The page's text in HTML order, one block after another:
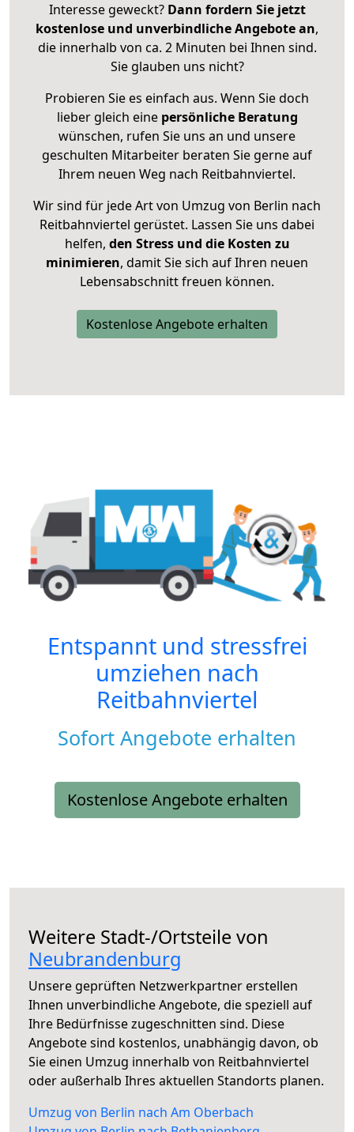
Interesse geweckt? Dann fordern Sie jetzt
kostenlose und unverbindliche Angebote an,
die innerhalb von ca. 2 Minuten bei Ihnen sind.
Sie glauben uns nicht?
Probieren Sie es einfach aus. Wenn Sie doch
lieber gleich eine persönliche Beratung
wünschen, rufen Sie uns an und unsere
geschulten Mitarbeiter beraten Sie gerne auf
Ihrem neuen Weg nach Reitbahnviertel.
Wir sind für jede Art von Umzug von Berlin nach
Reitbahnviertel gerüstet. Lassen Sie uns dabei
helfen, den Stress und die Kosten zu
minimieren, damit Sie sich auf Ihren neuen
Lebensabschnitt freuen können.
Kostenlose Angebote erhalten
Entspannt und stressfrei
umziehen nach
Reitbahnviertel
Sofort Angebote erhalten
Kostenlose Angebote erhalten
Weitere Stadt-/Ortsteile von
Neubrandenburg
Unsere geprüften Netzwerkpartner erstellen
Ihnen unverbindliche Angebote, die speziell auf
Ihre Bedürfnisse zugeschnitten sind. Diese
Angebote sind kostenlos, unabhängig davon, ob
Sie einen Umzug innerhalb von Reitbahnviertel
oder außerhalb Ihres aktuellen Standorts planen.
Umzug von Berlin nach Am Oberbach